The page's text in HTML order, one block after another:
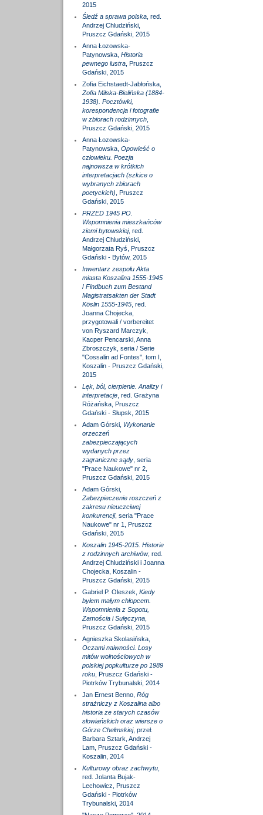
2015
Śledź a sprawa polska, red.
Andrzej Chludziński,
Pruszcz Gdański, 2015
Anna Łozowska-
Patynowska, Historia
pewnego lustra, Pruszcz
Gdański, 2015
Zofia Eichstaedt-Jabłońska,
Zofia Milska-Bielińska (1884-
1938). Pocztówki,
korespondencja i fotografie
w zbiorach rodzinnych,
Pruszcz Gdański, 2015
Anna Łozowska-
Patynowska, Opowieść o
człowieku. Poezja
najnowsza w krótkich
interpretacjach (szkice o
wybranych zbiorach
poetyckich) , Pruszcz
Gdański, 2015
PRZED 1945 PO.
Wspomnienia mieszkańców
ziemi bytowskiej, red.
Andrzej Chludziński,
Małgorzata Ryś, Pruszcz
Gdański - Bytów, 2015
Inwentarz zespołu Akta
miasta Koszalina 1555-1945
/ Findbuch zum Bestand
Magistratsakten der Stadt
Köslin 1555-1945, red.
Joanna Chojecka,
przygotowali / vorbereitet
von Ryszard Marczyk,
Kacper Pencarski, Anna
Zbroszczyk, seria / Serie
"Cossalin ad Fontes", tom I,
Koszalin - Pruszcz Gdański,
2015
Lęk, ból, cierpienie. Analizy i
interpretacje, red. Grażyna
Różańska, Pruszcz
Gdański - Słupsk, 2015
Adam Górski, Wykonanie
orzeczeń
zabezpieczających
wydanych przez
zagraniczne sądy, seria
"Prace Naukowe" nr 2,
Pruszcz Gdański, 2015
Adam Górski,
Zabezpieczenie roszczeń z
zakresu nieuczciwej
konkurencji, seria "Prace
Naukowe" nr 1, Pruszcz
Gdański, 2015
Koszalin 1945-2015. Historie
z rodzinnych archiwów, red.
Andrzej Chludziński i Joanna
Chojecka, Koszalin -
Pruszcz Gdański, 2015
Gabriel P. Oleszek, Kiedy
byłem małym chłopcem.
Wspomnienia z Sopotu,
Zamościa i Sulęczyna,
Pruszcz Gdański, 2015
Agnieszka Skolasińska,
Oczami naiwności. Losy
mitów wolnościowych w
polskiej popkulturze po 1989
roku, Pruszcz Gdański -
Piotrków Trybunalski, 2014
Jan Ernest Benno, Róg
strażniczy z Koszalina albo
historia ze starych czasów
słowiańskich oraz wiersze o
Górze Chełmskiej, przeł.
Barbara Sztark, Andrzej
Lam, Pruszcz Gdański -
Koszalin, 2014
Kulturowy obraz zachwytu,
red. Jolanta Bujak-
Lechowicz, Pruszcz
Gdański - Piotrków
Trybunalski, 2014